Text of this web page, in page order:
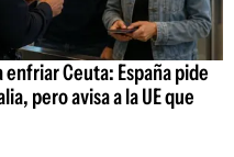
enfriar Ceuta: España pide
pero avisa a la UE que